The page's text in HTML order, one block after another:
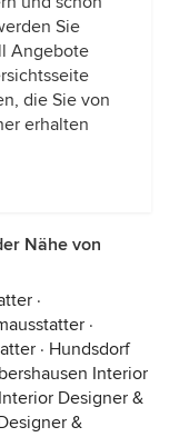
Sie
Angebote
die Sie von
erhalten
Nähe von
·
·
· Hundsdorf
Interior
Designer &
&